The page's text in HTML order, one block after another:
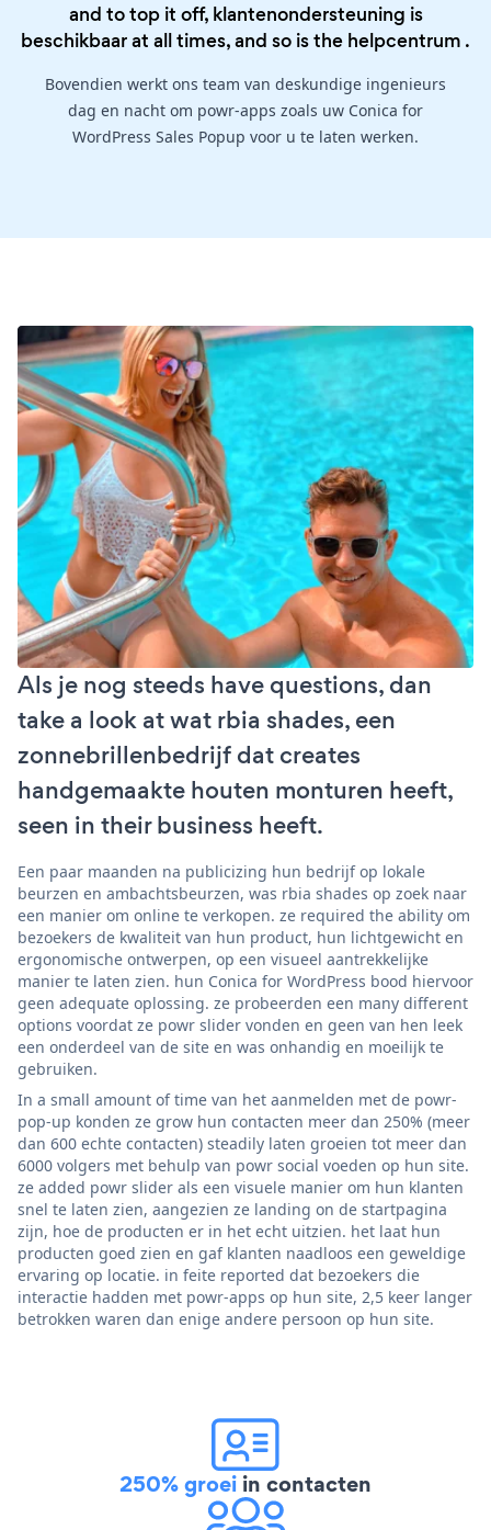
and to top it off, klantenondersteuning is
beschikbaar at all times, and so is the helpcentrum .
Bovendien werkt ons team van deskundige ingenieurs
dag en nacht om powr-apps zoals uw Conica for
WordPress Sales Popup voor u te laten werken.
Als je nog steeds have questions, dan
take a look at wat rbia shades, een
zonnebrillenbedrijf dat creates
handgemaakte houten monturen heeft,
seen in their business heeft.
Een paar maanden na publicizing hun bedrijf op lokale
beurzen en ambachtsbeurzen, was rbia shades op zoek naar
een manier om online te verkopen. ze required the ability om
bezoekers de kwaliteit van hun product, hun lichtgewicht en
ergonomische ontwerpen, op een visueel aantrekkelijke
manier te laten zien. hun Conica for WordPress bood hiervoor
geen adequate oplossing. ze probeerden een many different
options voordat ze powr slider vonden en geen van hen leek
een onderdeel van de site en was onhandig en moeilijk te
gebruiken.
In a small amount of time van het aanmelden met de powr-
pop-up konden ze grow hun contacten meer dan 250% (meer
dan 600 echte contacten) steadily laten groeien tot meer dan
6000 volgers met behulp van powr social voeden op hun site.
ze added powr slider als een visuele manier om hun klanten
snel te laten zien, aangezien ze landing on de startpagina
zijn, hoe de producten er in het echt uitzien. het laat hun
producten goed zien en gaf klanten naadloos een geweldige
ervaring op locatie. in feite reported dat bezoekers die
interactie hadden met powr-apps op hun site, 2,5 keer langer
betrokken waren dan enige andere persoon op hun site.
250% groei in contacten